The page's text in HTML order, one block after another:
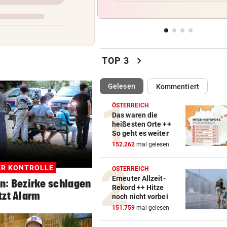
KONTROLLE
Bezirke schlagen
Alarm
Chefin griff durch
Schwimmbecken
ÜBERNEHMEN ASIATEN?
Wie es mit dem Kult-
jetzt weitergeht
PROBLEME BEI CELTIC
Eine große „Glaubenskrise“
Segen für den LASK
TOP 3 chevron_right
Gelesen(ausgewählt)Kommentiert
ÖSTERREICH
Das waren die
heißesten Orte ++
So geht es weiter
152.262 mal gelesen
ÖSTERREICH
Erneuter Allzeit-
Rekord ++ Hitze
noch nicht vorbei
151.759 mal gelesen